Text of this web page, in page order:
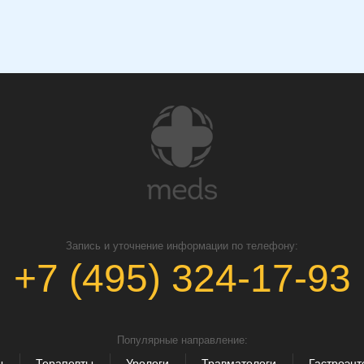
Запись и уточнение информации по телефону:
+7 (495) 324-17-93
Популярные направление: